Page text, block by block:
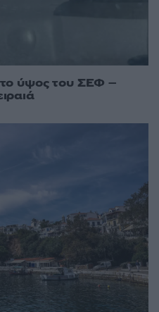
ύψος του ΣΕΦ –